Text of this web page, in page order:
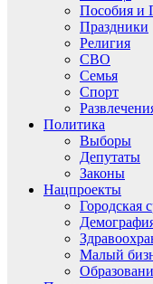
Пособия и
Праздники
Религия
СВО
Семья
Спорт
Политика
Выборы
Депутаты
Законы
Нацпроекты
Городская
Малый